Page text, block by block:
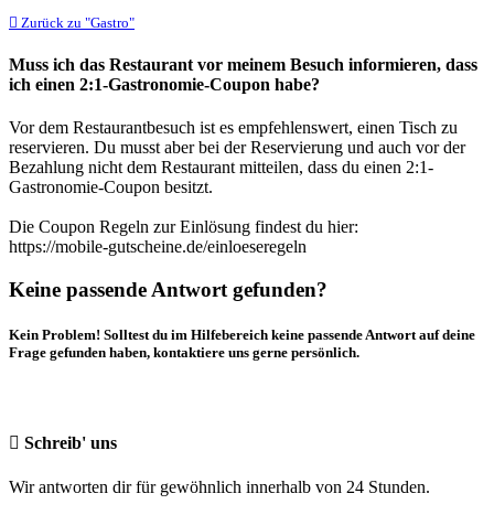
Zurück zu "Gastro"
Muss ich das Restaurant vor meinem Besuch informieren, dass
ich einen 2:1-Gastronomie-Coupon habe?
Vor dem Restaurantbesuch ist es empfehlenswert, einen Tisch zu
reservieren. Du musst aber bei der Reservierung und auch vor der
Bezahlung nicht dem Restaurant mitteilen, dass du einen 2:1-
Gastronomie-Coupon besitzt.
Die Coupon Regeln zur Einlösung findest du hier:
https://mobile-gutscheine.de/einloeseregeln
Keine passende Antwort gefunden?
Kein Problem! Solltest du im Hilfebereich keine passende Antwort auf deine
Frage gefunden haben, kontaktiere uns gerne persönlich.
Schreib' uns
Wir antworten dir für gewöhnlich innerhalb von 24 Stunden.